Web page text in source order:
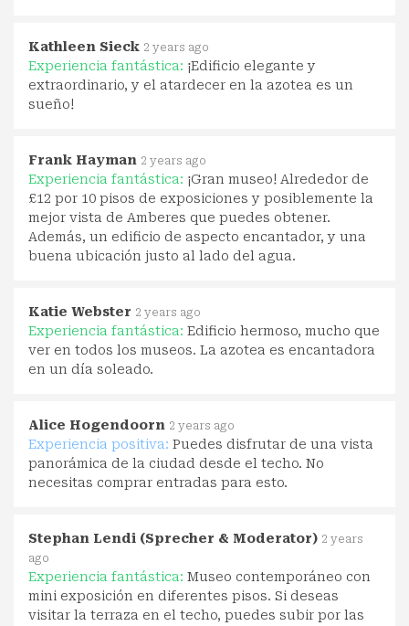
Kathleen Sieck 2 years ago
Experiencia fantástica: ¡Edificio elegante y
extraordinario, y el atardecer en la azotea es un
sueño!
Frank Hayman 2 years ago
Experiencia fantástica: ¡Gran museo! Alrededor de
£12 por 10 pisos de exposiciones y posiblemente la
mejor vista de Amberes que puedes obtener.
Además, un edificio de aspecto encantador, y una
buena ubicación justo al lado del agua.
Katie Webster 2 years ago
Experiencia fantástica: Edificio hermoso, mucho que
ver en todos los museos. La azotea es encantadora
en un día soleado.
Alice Hogendoorn 2 years ago
Experiencia positiva: Puedes disfrutar de una vista
panorámica de la ciudad desde el techo. No
necesitas comprar entradas para esto.
Stephan Lendi (Sprecher & Moderator) 2 years
ago
Experiencia fantástica: Museo contemporáneo con
mini exposición en diferentes pisos. Si deseas
visitar la terraza en el techo, puedes subir por las